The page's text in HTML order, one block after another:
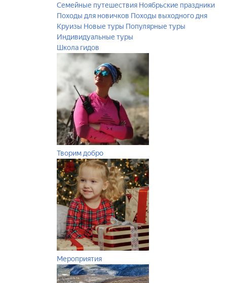
Семейные путешествия Ноябрьские праздники
Походы для новичков Походы выходного дня
Круизы Новые туры Популярные туры
Индивидуальные туры
Школа гидов
Творим добро
Мероприятия